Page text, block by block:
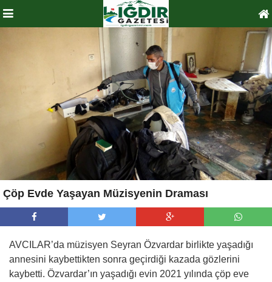
Çöp Evde Yaşayan Müzisyenin Draması
AVCILAR’da müzisyen Seyran Özvardar birlikte yaşadığı
annesini kaybettikten sonra geçirdiği kazada gözlerini
kaybetti. Özvardar’ın yaşadığı evin 2021 yılında çöp eve